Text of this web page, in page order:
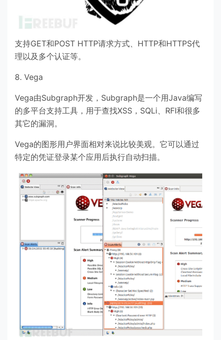
支持GET和POST HTTP请求方式、HTTP和HTTPS代
理以及多个认证等。
8. Vega
Vega由Subgraph开发，Subgraph是一个用Java编写
的多平台支持工具，用于查找XSS，SQLi、RFI和很多
其它的漏洞。
Vega的图形用户界面相对来说比较美观。它可以通过
特定的凭证登录某个应用后执行自动扫描。